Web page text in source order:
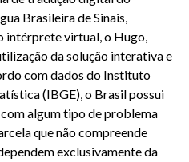
Brasileira de Sinais,
intérprete virtual, o Hugo,
da solução interativa e
com dados do Instituto
(IBGE), o Brasil possui
algum tipo de problema
que não compreende
exclusivamente da